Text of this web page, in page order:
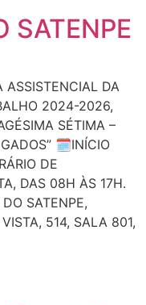
SATENPE
ASSISTENCIAL DA
2024-2026,
SÉTIMA –
🗓️INÍCIO
DE
DAS 08H ÀS 17H.
SATENPE,
514, SALA 801,